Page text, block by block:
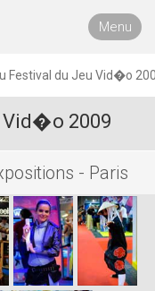
Menu
Festival du Jeu Vid�o
Vid�o 2009
- Paris